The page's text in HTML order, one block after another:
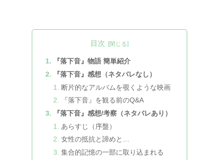
目次
『落下音』物語 簡単紹介
『落下音』感想（ネタバレなし）
断片的なアルバムを覗くような映画
『落下音』を観る前のQ&A
『落下音』感想/考察（ネタバレあり）
あらすじ（序盤）
女性の抵抗と諦めと…
集合的記憶の一部に取り込まれる